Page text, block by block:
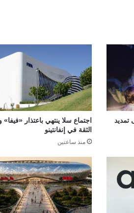
تمديد
اجتماع سلا ينتهي باعتذار «فيفا»
الثقة في إنفانتينو
منذ ساعتين